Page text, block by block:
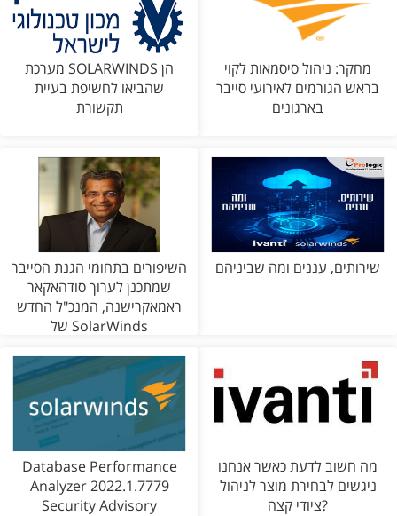
מחקר: ניהול סיסמאות לקוי
בראש הגורמים לאירועי סייבר
בארגונים
מערכת SOLARWINDS הן
שהביאו לחשיפת בעיית
תקשורת
שירותים, עננים ומה שביניהם
השיפורים בתחומי הגנת הסייבר
שמתכנן לערוך סודהאקאר
ראמאקרישנה, המנכ"ל החדש
של SolarWinds
מה חשוב לדעת כאשר אנחנו
ניגשים לבחירת מוצר לניהול
ציודי קצה?
Database Performance
Analyzer 2022.1.7779
Security Advisory